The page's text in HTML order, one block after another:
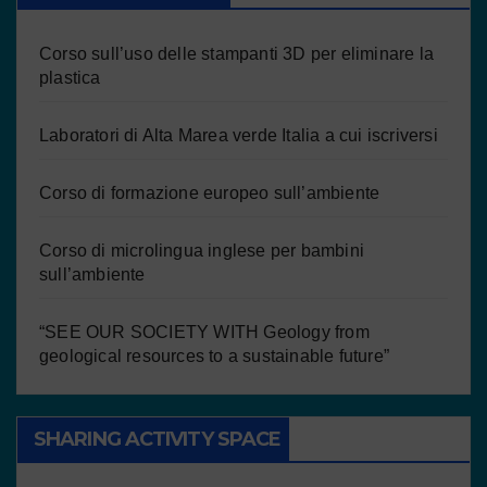
Corso sull’uso delle stampanti 3D per eliminare la
plastica
Laboratori di Alta Marea verde Italia a cui iscriversi
Corso di formazione europeo sull’ambiente
Corso di microlingua inglese per bambini
sull’ambiente
“SEE OUR SOCIETY WITH Geology from
geological resources to a sustainable future”
SHARING ACTIVITY SPACE